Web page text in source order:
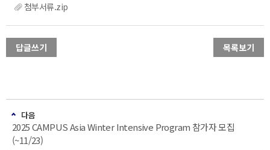
첨부서류.zip
답글쓰기 목록보기
다음
2025 CAMPUS Asia Winter Intensive Program 참가자 모집
(~11/23)